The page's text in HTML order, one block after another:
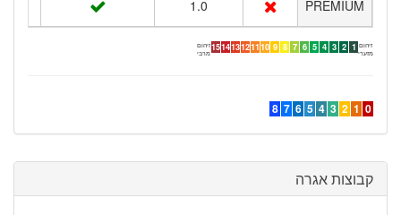
PREMIUM
1.0
זיהום
מזערי 1
2
3
4
5
6
7
8
9
10
11
12
13
14
15זיהום
מרבי
0
1
2
3
4
5
6
7
8
קבוצות אגרה